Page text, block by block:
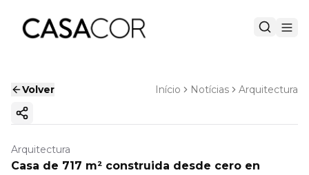
Volver Início Notícias Arquitectura
Copiar enlace
Arquitectura
Casa de 717 m² construida desde cero en